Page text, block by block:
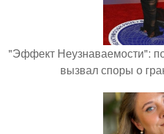
"Эффект Неузнаваемости":
вызвал споры о